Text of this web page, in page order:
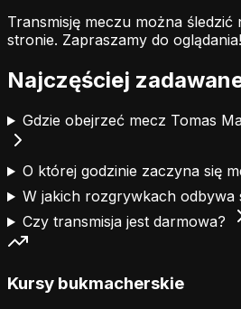
Transmisję meczu można śledzić
stronie. Zapraszamy do oglądania!
Najczęściej
Gdzie obejrzeć mecz Tomas
O której godzinie zaczyna się
W jakich rozgrywkach odbywa
Czy transmisja jest darmowa?
Kursy bukmacherskie